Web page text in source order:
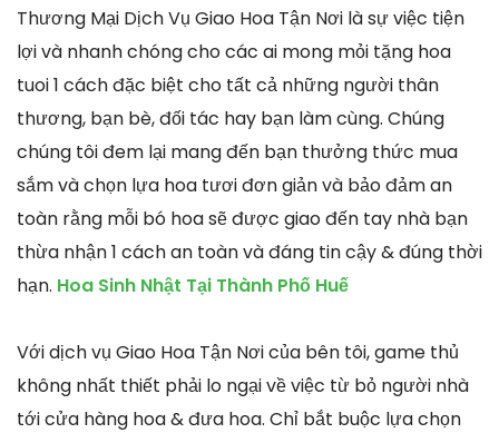
Thương Mại Dịch Vụ Giao Hoa Tận Nơi là sự việc tiện
lợi và nhanh chóng cho các ai mong mỏi tặng hoa
tuoi 1 cách đặc biệt cho tất cả những người thân
thương, bạn bè, đối tác hay bạn làm cùng. Chúng
chúng tôi đem lại mang đến bạn thưởng thức mua
sắm và chọn lựa hoa tươi đơn giản và bảo đảm an
toàn rằng mỗi bó hoa sẽ được giao đến tay nhà bạn
thừa nhận 1 cách an toàn và đáng tin cậy & đúng thời
hạn. Hoa Sinh Nhật Tại Thành Phố Huế
Với dịch vụ Giao Hoa Tận Nơi của bên tôi, game thủ
không nhất thiết phải lo ngại về việc từ bỏ người nhà
tới cửa hàng hoa & đưa hoa. Chỉ bắt buộc lựa chọn